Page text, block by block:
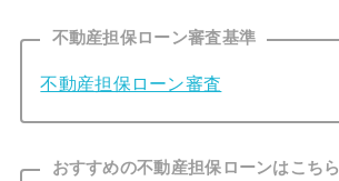
不動産担保ローン審査基準
不動産担保ローン審査
おすすめの不動産担保ローンはこちら